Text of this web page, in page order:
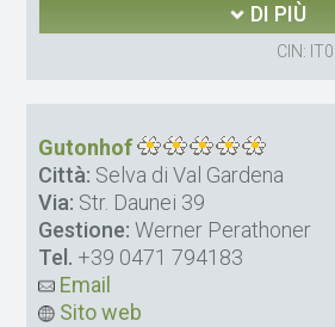
DI PIÙ
CIN:
Gutonhof
Città: Selva di Val Gardena
Via: Str. Daunei 39
Gestione: Werner Perathoner
Tel. +39 0471 794183
Email
Sito web